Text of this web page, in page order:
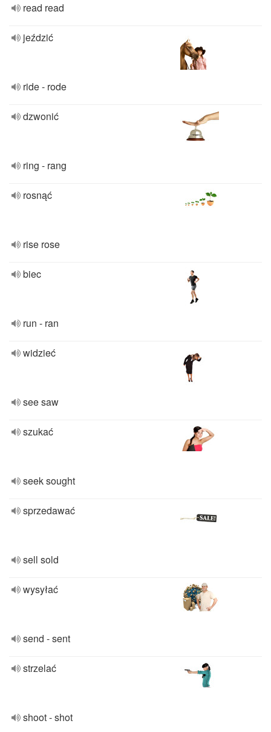
read read
jeździć
ride - rode
dzwonić
ring - rang
rosnąć
rise rose
biec
run - ran
widzieć
see saw
szukać
seek sought
sprzedawać
sell sold
wysyłać
send - sent
strzelać
shoot - shot